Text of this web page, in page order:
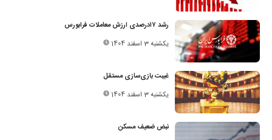
رشد ۱۷‌درصدی ارزش معاملات فرابورس
یکشنبه 3 اسفند 1404
غیبت بازی‌سازی مستقل
یکشنبه 3 اسفند 1404
نبض ضعیف مسکن